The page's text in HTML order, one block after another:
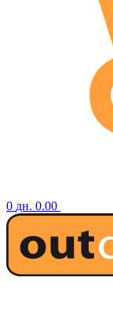
0 дн. 0.00